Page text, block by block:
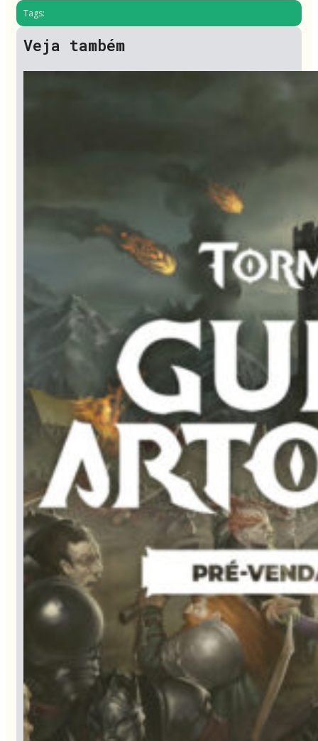
Tags:
Veja também